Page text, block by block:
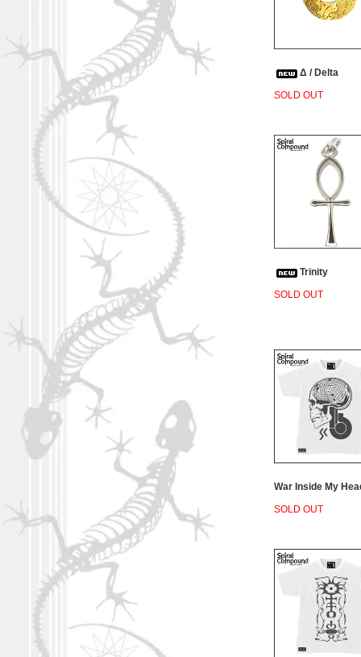
Δ / Delta
SOLD OUT
Trinity
SOLD OUT
War Inside My
SOLD OUT